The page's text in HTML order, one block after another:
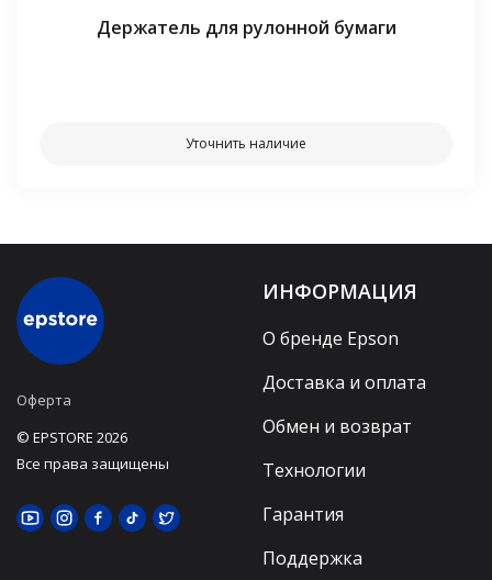
Держатель для рулонной бумаги
Уточнить наличие
Оферта
© EPSTORE 2026
Все права защищены
ИНФОРМАЦИЯ
О бренде Epson
Доставка и оплата
Обмен и возврат
Технологии
Гарантия
Поддержка